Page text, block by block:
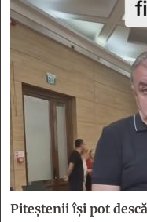
Piteștenii își pot